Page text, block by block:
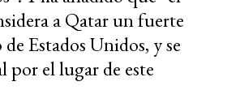
a Qatar un fuerte
Estados Unidos, y se
por el lugar de este